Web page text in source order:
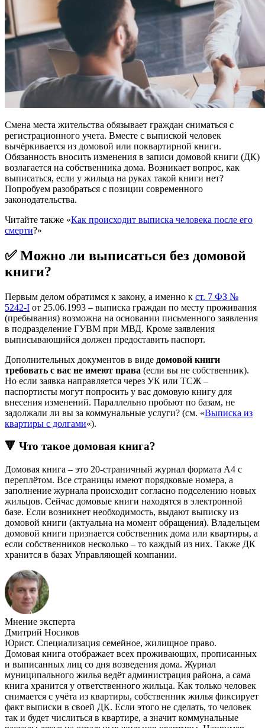
Смена места жительства обязывает граждан сниматься с
регистрационного учета. Вместе с выпиской человек
вычёркивается из домовой или поквартирной книги.
Обязанность вносить изменения в записи домовой книги (ДК)
возлагается на собственника дома. Возникает вопрос, как
выписаться, если у жильца на руках такой книги нет?
Попробуем разобраться с позиции современного
законодательства.
Читайте также «Как происходит выписка человека после его
смерти?»
✅ Можно ли выписаться без домовой
книги?
Первым делом обратимся к закону, а именно к ст. 7 ФЗ №
5242-I от 25.06.1993 – выписка граждан по месту проживания
(пребывания) возможна на основании письменного заявления
в подразделение ГУВМ при МВД. Кроме заявления
выписывающийся должен предоставить паспорт.
Дополнительных документов в виде домовой книги
требовать с вас не имеют права (если вы не собственник).
Но если заявка направляется через УК или ТСЖ –
паспортисты могут попросить у вас домовую книгу для
внесения изменений. Параллельно пробьют по базам, не
задолжали ли вы за коммунальные услуги? (см. «Выписка из
квартиры с долгами«).
🔻 Что такое домовая книга?
Домовая книга – это 20-страничный журнал формата А4 с
переплётом. Все страницы имеют порядковые номера, а
заполнение журнала происходит согласно подселению новых
жильцов. Сейчас домовые книги находятся в электронной
базе. Если возникнет необходимость, выдают выписку из
домовой книги (актуальна на момент обращения). Владельцем
домовой книги признается собственник дома или квартиры, а
если собственников несколько – то каждый из них. Также ДК
хранится в базах Управляющей компании.
Мнение эксперта
Дмитрий Носиков
Юрист. Специализация семейное, жилищное право.
Домовая книга отображает всех проживающих, прописанных
и выписанных лиц со дня возведения дома. Журнал
муниципального жилья ведёт администрация района, а сама
книга хранится у ответственного жильца. Как только человек
снимается с учёта из квартиры, собственник жилья фиксирует
факт выписки в своей ДК. Если этого не сделать, то человек
так и будет числиться в квартире, а значит коммунальные